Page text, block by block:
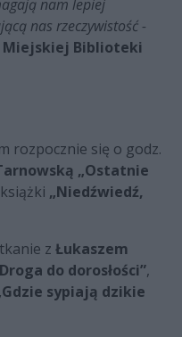
nam lepiej
nas rzeczywistość -
Miejskiej Biblioteki
rozpocznie się o godz.
„Ostatnie
„Niedźwiedź,
z Łukaszem
do dorosłości”,
sypiają dzikie